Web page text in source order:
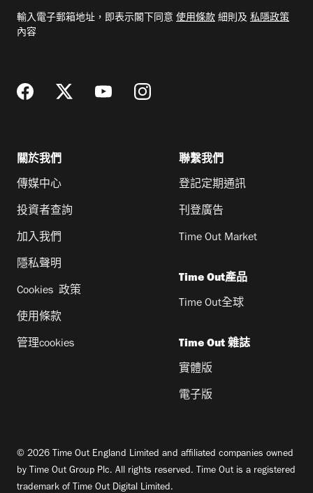
郵
輸入電子郵箱地址，即表示閣下同意 使用條款 細則及 私隱政策
內容
關於我們
傳媒中心
投資者查詢
加入我們
隱私聲明
Cookies 政策
使用條款
管理cookies
聯繫我們
登記定期通訊
刊登廣告
Time Out Market
Time Out產品
Time Out全球
Time Out 雜誌
實體版
電子版
© 2026 Time Out England Limited and affiliated companies owned
by Time Out Group Plc. All rights reserved. Time Out is a registered
trademark of Time Out Digital Limited.